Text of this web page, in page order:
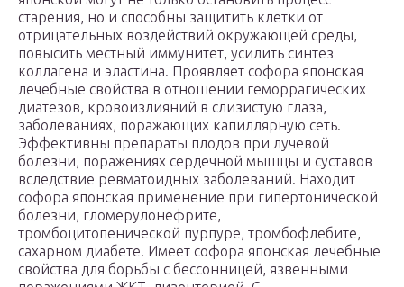
старения, но и способны защитить клетки от
отрицательных воздействий окружающей среды,
повысить местный иммунитет, усилить синтез
коллагена и эластина. Проявляет софора японская
лечебные свойства в отношении геморрагических
диатезов, кровоизлияний в слизистую глаза,
заболеваниях, поражающих капиллярную сеть.
Эффективны препараты плодов при лучевой
болезни, поражениях сердечной мышцы и суставов
вследствие ревматоидных заболеваний. Находит
софора японская применение при гипертонической
болезни, гломерулонефрите,
тромбоцитопенической пурпуре, тромбофлебите,
сахарном диабете. Имеет софора японская лечебные
свойства для борьбы с бессонницей, язвенными